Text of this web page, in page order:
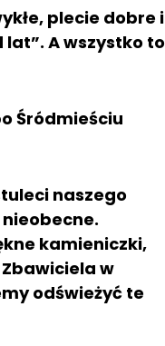
plecie dobre i
lat”. A wszystko to
Śródmieściu
naszego
kamieniczki,
w
odświeżyć te